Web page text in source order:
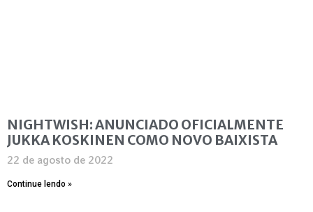
NIGHTWISH: ANUNCIADO OFICIALMENTE
JUKKA KOSKINEN COMO NOVO BAIXISTA
22 de agosto de 2022
Continue lendo »